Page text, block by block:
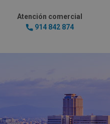
Atención comercial
914 842 874